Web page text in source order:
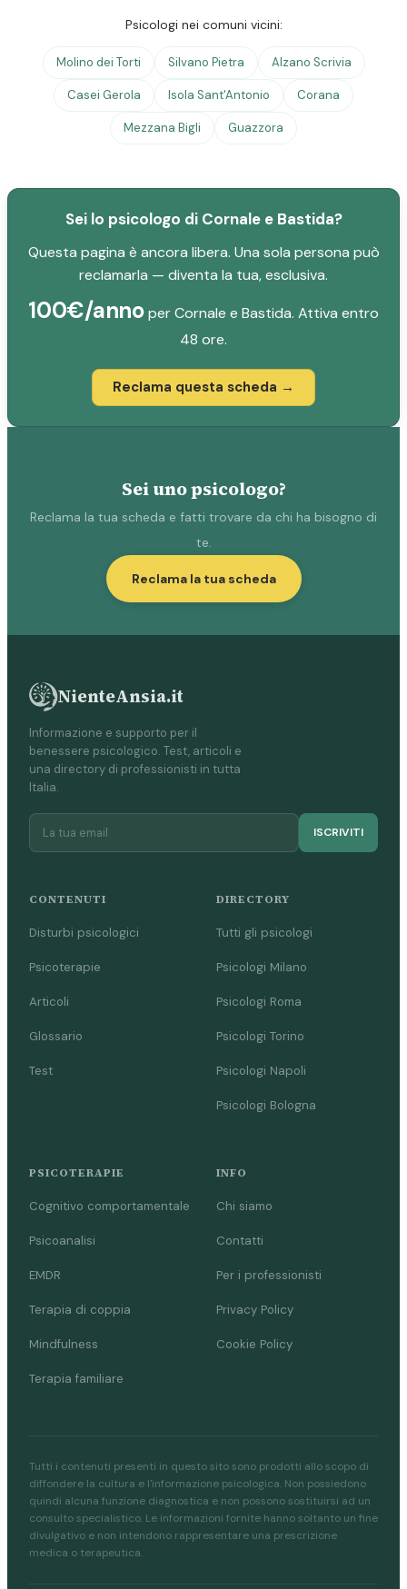
Psicologi nei comuni vicini:
Molino dei Torti Silvano Pietra Alzano Scrivia
Casei Gerola Isola Sant'Antonio Corana
Mezzana Bigli Guazzora
Sei lo psicologo di Cornale e Bastida?
Questa pagina è ancora libera. Una sola persona può
reclamarla — diventa la tua, esclusiva.
100€/annoper Cornale e Bastida. Attiva entro
48 ore.
Reclama questa scheda →
Sei uno psicologo?
Reclama la tua scheda e fatti trovare da chi ha bisogno di
te.
Reclama la tua scheda
NienteAnsia.it
Informazione e supporto per il
benessere psicologico. Test, articoli e
una directory di professionisti in tutta
Italia.
ISCRIVITI
CONTENUTI
Disturbi psicologici
Psicoterapie
Articoli
Glossario
Test
DIRECTORY
Tutti gli psicologi
Psicologi Milano
Psicologi Roma
Psicologi Torino
Psicologi Napoli
Psicologi Bologna
PSICOTERAPIE
Cognitivo comportamentale
Psicoanalisi
EMDR
Terapia di coppia
Mindfulness
Terapia familiare
INFO
Chi siamo
Contatti
Per i professionisti
Privacy Policy
Cookie Policy
Tutti i contenuti presenti in questo sito sono prodotti allo scopo di
diffondere la cultura e l'informazione psicologica. Non possiedono
quindi alcuna funzione diagnostica e non possono sostituirsi ad un
consulto specialistico. Le informazioni fornite hanno soltanto un fine
divulgativo e non intendono rappresentare una prescrizione
medica o terapeutica.